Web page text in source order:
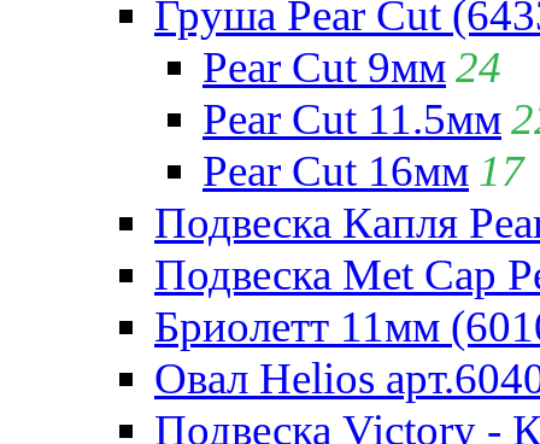
Груша Pear Cut
Pear Cut 9мм24
Pear Cut 11.5мм
Pear Cut 16мм 17
Подвеска Капля
Подвеска Met Cap
Бриолетт 11мм
Овал Helios
Подвеска Victory -